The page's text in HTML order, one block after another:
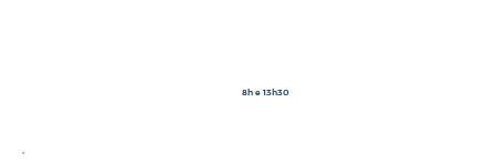
8h e 13h30